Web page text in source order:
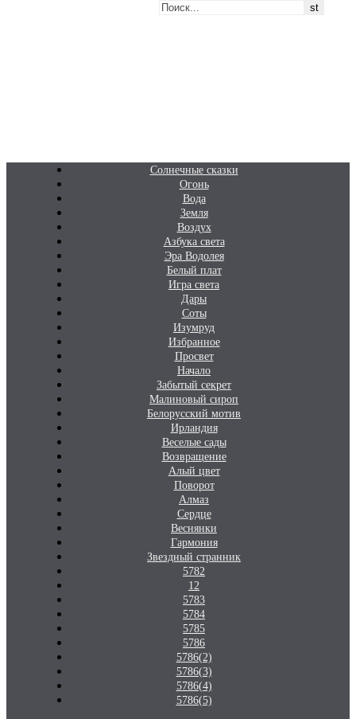
Солнечные сказки
Огонь
Вода
Земля
Воздух
Азбука света
Эра Водолея
Белый плат
Игра света
Дары
Соты
Изумруд
Избранное
Просвет
Начало
Забытый секрет
Малиновый сироп
Белорусский мотив
Ирландия
Веселые сады
Возвращение
Алый цвет
Поворот
Алмаз
Сердце
Веснянки
Гармония
Звездный странник
5782
12
5783
5784
5785
5786
5786(2)
5786(3)
5786(4)
5786(5)